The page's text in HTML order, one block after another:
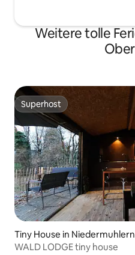
Weitere tolle
Superhost
Superhost
Tiny House in Niedermuhlern
WALD LODGE tiny house